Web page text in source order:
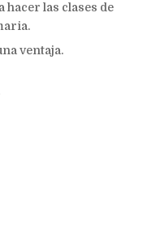
las clases de
ventaja.